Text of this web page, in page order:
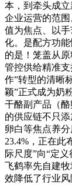
本，到牵头成
企业运营的范
值为焦点、以
化。是配方功
的是！笼盖从
管控供给精准
作”转型的清晰
颖”正式成为奶
干酪副产品（
的供应链不只
卵白等焦点养
23.4%，正在此
际尺度”向“定
飞鹤率先自建
效降低了行业